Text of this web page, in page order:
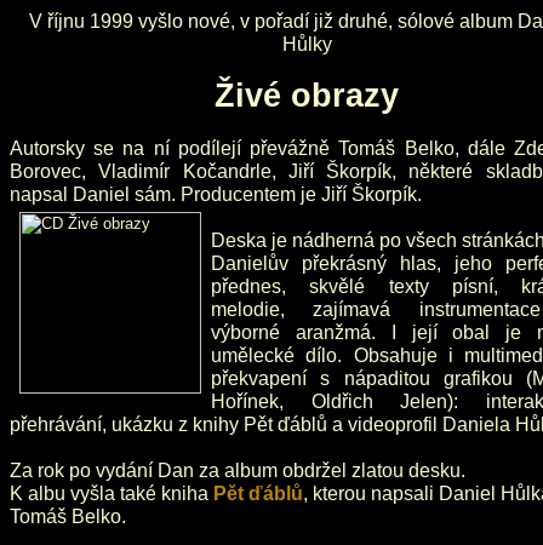
V říjnu 1999 vyšlo nové, v pořadí již druhé, sólové album
Hůlky
Živé obrazy
Autorsky se na ní podílejí převážně Tomáš Belko, dále
Borovec, Vladimír Kočandrle, Jiří Škorpík, některé
napsal Daniel sám. Producentem je Jiří Škorpík.
Deska je nádherná po všech
Danielův překrásný hlas, jeho
přednes, skvělé texty písní,
melodie, zajímavá
výborné aranžmá. I její obal je
umělecké dílo. Obsahuje i
překvapení s nápaditou grafikou
Hořínek, Oldřich Jelen):
přehrávání, ukázku z knihy Pět ďáblů a videoprofil Daniela
Za rok po vydání Dan za album obdržel zlatou desku.
K albu vyšla také kniha Pět ďáblů, kterou napsali Daniel
Tomáš Belko.